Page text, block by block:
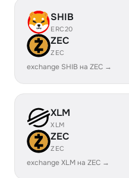
SHIB
ERC20
ZEC
ZEC
exchange SHIB на ZEC →
XLM
XLM
ZEC
ZEC
exchange XLM на ZEC →